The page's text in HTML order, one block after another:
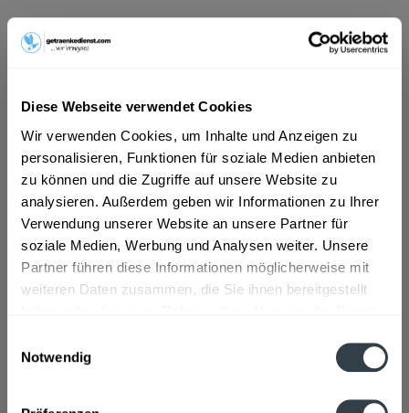
Diese Webseite verwendet Cookies
Wir verwenden Cookies, um Inhalte und Anzeigen zu
personalisieren, Funktionen für soziale Medien anbieten
zu können und die Zugriffe auf unsere Website zu
analysieren. Außerdem geben wir Informationen zu Ihrer
Verwendung unserer Website an unsere Partner für
soziale Medien, Werbung und Analysen weiter. Unsere
Partner führen diese Informationen möglicherweise mit
weiteren Daten zusammen, die Sie ihnen bereitgestellt
Notwendig
inkl. MwSt.ggf. zzgl. Erschwerniszuschlag
Vorrätig
MEHRWEG
+6,50 € Pfand
In den Warenkorb
Artikel-Nr.:
33251
Verfügbar in:
mehr